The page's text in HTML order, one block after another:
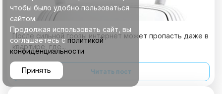
После сильной грозы интернет может пропасть даже в
квартире, где...
Читать пост
чтобы было удобно пользоваться
сайтом.
Продолжая использовать сайт, вы
соглашаетесь сполитикой
конфиденциальности
Принять